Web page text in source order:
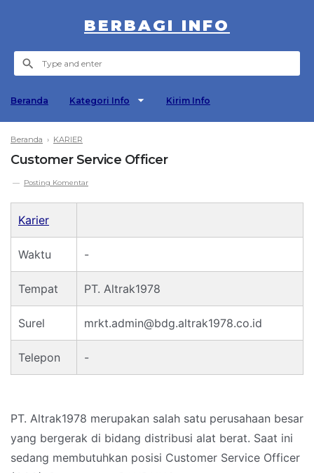
BERBAGI INFO
Beranda Kategori Info Kirim Info
Beranda › KARIER
Customer Service Officer
Posting Komentar
Karier
Waktu -
Tempat PT. Altrak1978
Surel mrkt.admin@bdg.altrak1978.co.id
Telepon -
PT. Altrak1978 merupakan salah satu perusahaan besar
yang bergerak di bidang distribusi alat berat. Saat ini
sedang membutuhkan posisi Customer Service Officer